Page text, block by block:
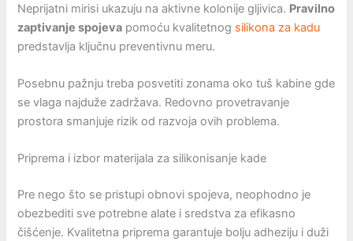
Neprijatni mirisi ukazuju na aktivne kolonije gljivica. Pravilno
zaptivanje spojeva pomoću kvalitetnog silikona za kadu
predstavlja ključnu preventivnu meru.
Posebnu pažnju treba posvetiti zonama oko tuš kabine gde
se vlaga najduže zadržava. Redovno provetravanje
prostora smanjuje rizik od razvoja ovih problema.
Priprema i izbor materijala za silikonisanje kade
Pre nego što se pristupi obnovi spojeva, neophodno je
obezbediti sve potrebne alate i sredstva za efikasno
čišćenje. Kvalitetna priprema garantuje bolju adheziju i duži